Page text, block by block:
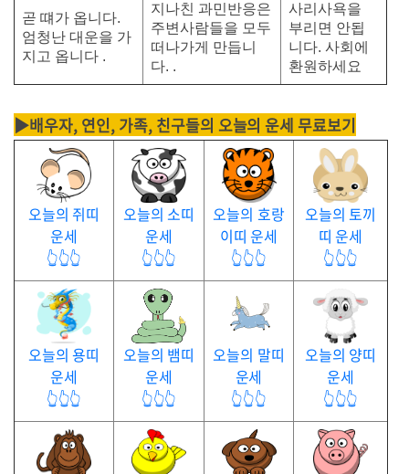
곧 떄가 옵니다.
엄청난 대운을 가
지고 옵니다 .
지나친 과민반응은
주변사람들을 모두
떠나가게 만듭니
다. .
사리사욕을
부리면 안됩
니다. 사회에
환원하세요
▶배우자, 연인, 가족, 친구들의 오늘의 운세 무료보기
오늘의 쥐띠
운세
👆👆👆
오늘의 소띠
운세
👆👆👆
오늘의 호랑
이띠 운세
👆👆👆
오늘의 토끼
띠 운세
👆👆👆
오늘의 용띠
운세
👆👆👆
오늘의 뱀띠
운세
👆👆👆
오늘의 말띠
운세
👆👆👆
오늘의 양띠
운세
👆👆👆